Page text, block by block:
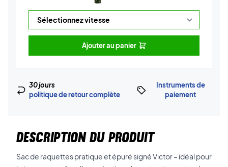
Ajouter au panier
30 jours
politique de retour complète
Instruments de
paiement
DESCRIPTION DU PRODUIT
Sac de raquettes pratique et épuré signé Victor – idéal pour